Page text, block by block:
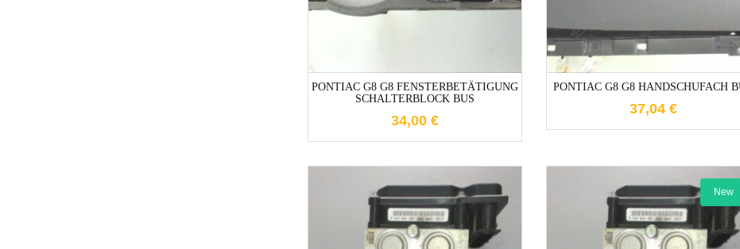
PONTIAC G8 G8 FENSTERBETÄTIGUNG
SCHALTERBLOCK BUS
34,00 €
PONTIAC G8 G8 HANDSCHUFACH
37,04 €
New